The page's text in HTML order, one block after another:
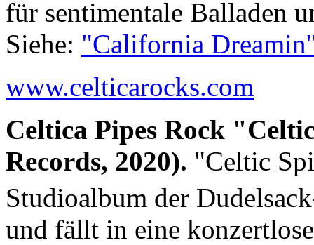
für sentimentale Balladen
Siehe: "California
www.celticarocks.com
Celtica Pipes Rock
Records, 2020). "Celtic
Studioalbum der
und fällt in eine